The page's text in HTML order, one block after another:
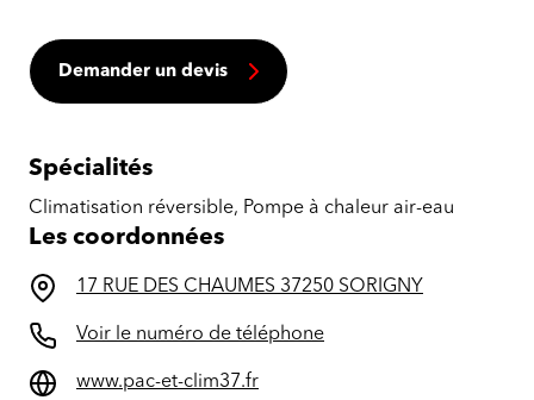
Demander un devis
Spécialités
Climatisation réversible, Pompe à chaleur air-eau
Les coordonnées
17 RUE DES CHAUMES 37250 SORIGNY
Voir le numéro de téléphone
www.pac-et-clim37.fr